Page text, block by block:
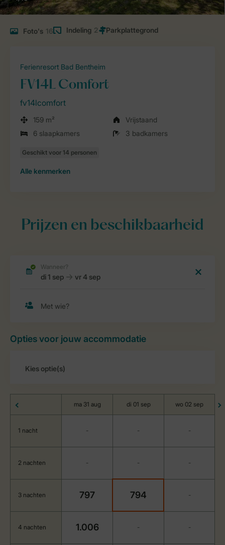
Foto's 16 Indeling 2
Ferienresort Bad Bentheim
FV14L Comfort
fv14lcomfort
159 m²
Vrijstaand
6 slaapkamers
3 badkamers
Alle kenmerken
Prijzen en beschikbaarheid
Opties voor jouw accommodatie
ma 31 aug di 01 sep wo 02 sep
1 nacht - - -
2 nachten - - -
3 nachten 797 794 -
4 nachten 1.006 - -